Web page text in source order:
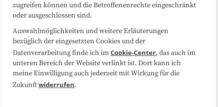
zugreifen können und die Betroffenenrechte eingeschränkt
oder ausgeschlossen sind.
Auswahlmöglichkeiten und weitere Erläuterungen
bezüglich der eingesetzten Cookies und der
Datenverarbeitung finde ich imCookie-Center, das auch im
unteren Bereich der Website verlinkt ist. Dort kann ich
meine Einwilligung auch jederzeit mit Wirkung für die
Zukunftwiderrufen.